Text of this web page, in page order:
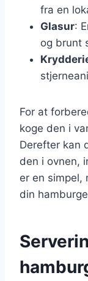
fra en
Glasur:
og brunt
For at
koge den i
Derefter kan
den i ovnen,
er en simpel,
din